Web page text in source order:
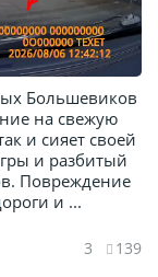
Большевиков
на свежую
и сияет своей
и разбитый
Повреждение
и ...
3 139